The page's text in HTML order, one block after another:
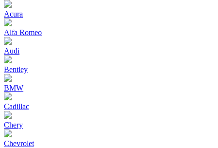
Acura
Alfa Romeo
Audi
Bentley
BMW
Cadillac
Chery
Chevrolet